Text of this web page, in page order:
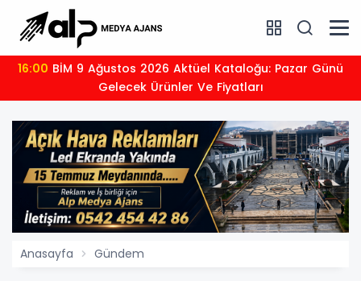
16:00
Gelecek Ürünler Ve Fiyatları
Anasayfa Gündem